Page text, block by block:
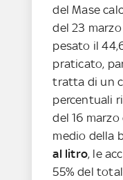
del Mase
del 23
pesato il
praticato,
tratta di un
percentuali
del 16
medio della
al litro, le
55% del